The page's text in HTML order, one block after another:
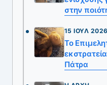
στην
15 ΙΟΎΛ 2026
Το
Πάτρα